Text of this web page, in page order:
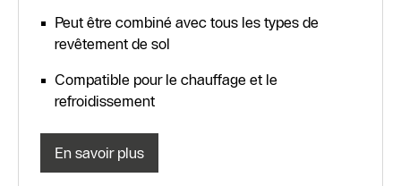
Peut être combiné avec tous les types de
revêtement de sol
Compatible pour le chauffage et le
refroidissement
En savoir plus